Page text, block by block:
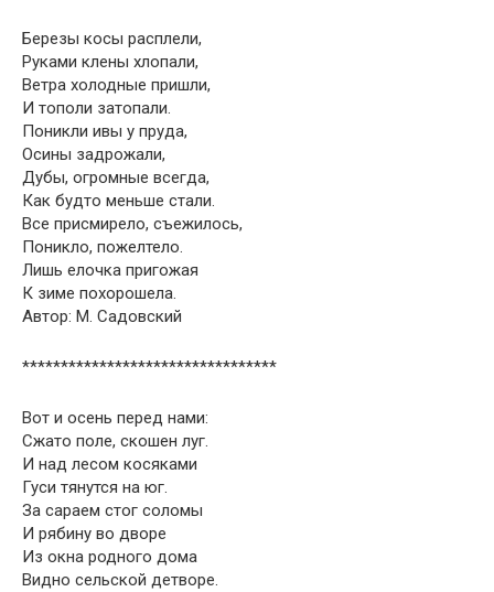
Березы косы расплели,
Руками клены хлопали,
Ветра холодные пришли,
И тополи затопали.
Поникли ивы у пруда,
Осины задрожали,
Дубы, огромные всегда,
Как будто меньше стали.
Все присмирело, съежилось,
Поникло, пожелтело.
Лишь елочка пригожая
К зиме похорошела.
Автор: М. Садовский
*********************************
Вот и осень перед нами:
Сжато поле, скошен луг.
И над лесом косяками
Гуси тянутся на юг.
За сараем стог соломы
И рябину во дворе
Из окна родного дома
Видно сельской детворе.